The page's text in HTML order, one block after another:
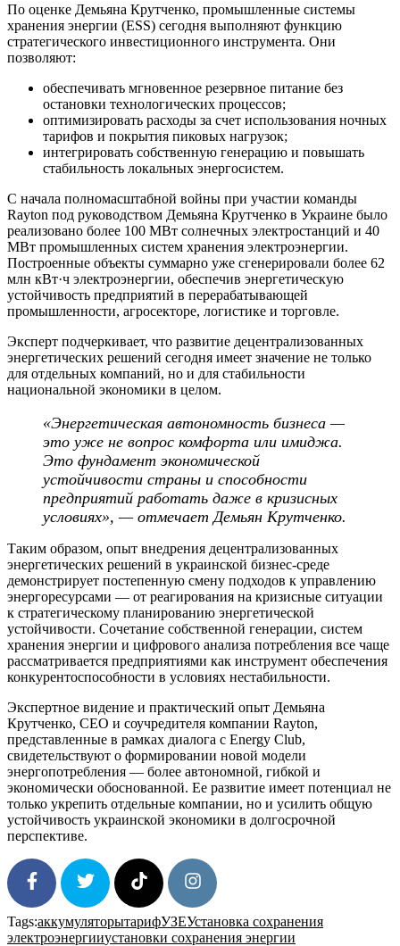
По оценке Демьяна Крутченко, промышленные системы
хранения энергии (ESS) сегодня выполняют функцию
стратегического инвестиционного инструмента. Они
позволяют:
обеспечивать мгновенное резервное питание без
остановки технологических процессов;
оптимизировать расходы за счет использования ночных
тарифов и покрытия пиковых нагрузок;
интегрировать собственную генерацию и повышать
стабильность локальных энергосистем.
С начала полномасштабной войны при участии команды
Rayton под руководством Демьяна Крутченко в Украине было
реализовано более 100 МВт солнечных электростанций и 40
МВт промышленных систем хранения электроэнергии.
Построенные объекты суммарно уже сгенерировали более 62
млн кВт·ч электроэнергии, обеспечив энергетическую
устойчивость предприятий в перерабатывающей
промышленности, агросекторе, логистике и торговле.
Эксперт подчеркивает, что развитие децентрализованных
энергетических решений сегодня имеет значение не только
для отдельных компаний, но и для стабильности
национальной экономики в целом.
«Энергетическая автономность бизнеса —
это уже не вопрос комфорта или имиджа.
Это фундамент экономической
устойчивости страны и способности
предприятий работать даже в кризисных
условиях», — отмечает Демьян Крутченко.
Таким образом, опыт внедрения децентрализованных
энергетических решений в украинской бизнес-среде
демонстрирует постепенную смену подходов к управлению
энергоресурсами — от реагирования на кризисные ситуации
к стратегическому планированию энергетической
устойчивости. Сочетание собственной генерации, систем
хранения энергии и цифрового анализа потребления все чаще
рассматривается предприятиями как инструмент обеспечения
конкурентоспособности в условиях нестабильности.
Экспертное видение и практический опыт Демьяна
Крутченко, CEO и соучредителя компании Rayton,
представленные в рамках диалога с Energy Club,
свидетельствуют о формировании новой модели
энергопотребления — более автономной, гибкой и
экономически обоснованной. Ее развитие имеет потенциал не
только укрепить отдельные компании, но и усилить общую
устойчивость украинской экономики в долгосрочной
перспективе.
SHARE TWEET FOLLOW FOLLOW
Tags:аккумуляторытарифУЗЕУстановка сохранения
электроэнергииустановки сохранения энергии